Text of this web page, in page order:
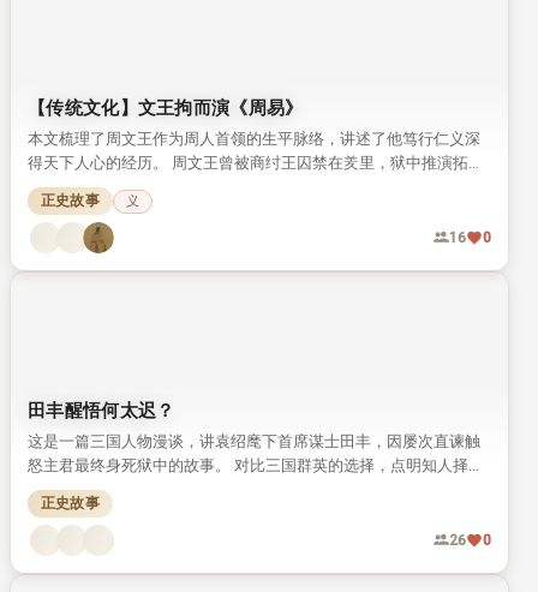
【传统文化】文王拘而演《周易》
本文梳理了周文王作为周人首领的生平脉络，讲述了他笃行仁义深
得天下人心的经历。 周文王曾被商纣王囚禁在羑里，狱中推演拓展
《周易》，将八卦发展为六十四卦，留下了“文王拘而演《周易》”
的千古文化典故。
正史故事 义
16 0
田丰醒悟何太迟？
这是一篇三国人物漫谈，讲袁绍麾下首席谋士田丰，因屡次直谏触
怒主君最终身死狱中的故事。 对比三国群英的选择，点明知人择
主、明哲远祸的人生道理，读来引人深思。
正史故事
26 0